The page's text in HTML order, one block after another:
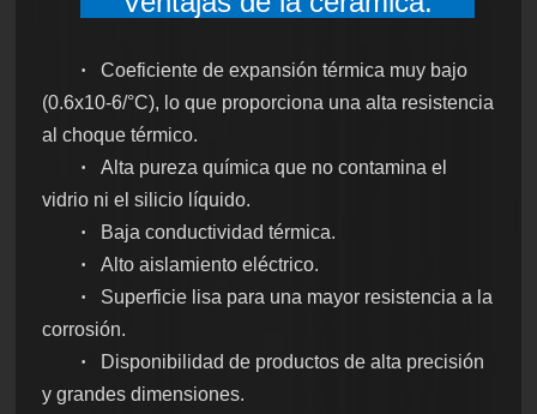
·
Coeficiente de expansión térmica muy bajo
(0.6x10-6/°C), lo que proporciona una alta resistencia
al choque térmico.
· Alta pureza química que no contamina el
vidrio ni el silicio líquido.
· Baja conductividad térmica.
· Alto aislamiento eléctrico.
· Superficie lisa para una mayor resistencia a la
corrosión.
· Disponibilidad de productos de alta precisión
y grandes dimensiones.